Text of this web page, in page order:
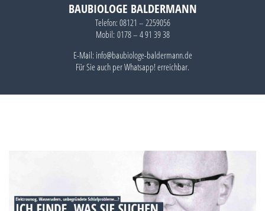
BAUBIOLOGE BALDERMANN
Telefon: 08121 – 2259056
Mobil: 0178 – 4 91 39 38
E-Mail: info@baubiologe-baldermann.de
Für Sie auch perWhatsapp!erreichbar.